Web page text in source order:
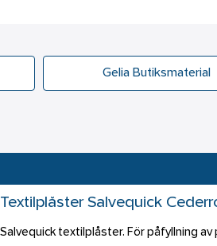
Gelia Butiksmaterial
Textilplåster Salvequick
Salvequick textilplåster. För påfyllning